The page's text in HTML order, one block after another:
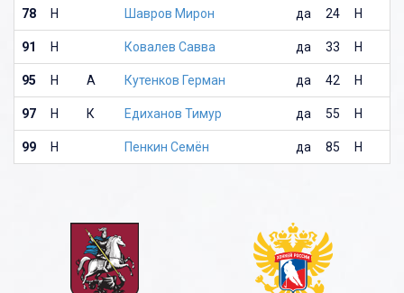
78 Н Шавров Мирон да 24 Н
91 Н Ковалев Савва да 33 Н
95 Н А Кутенков Герман да 42 Н
97 Н К Едиханов Тимур да 55 Н
99 Н Пенкин Семён да 85 Н